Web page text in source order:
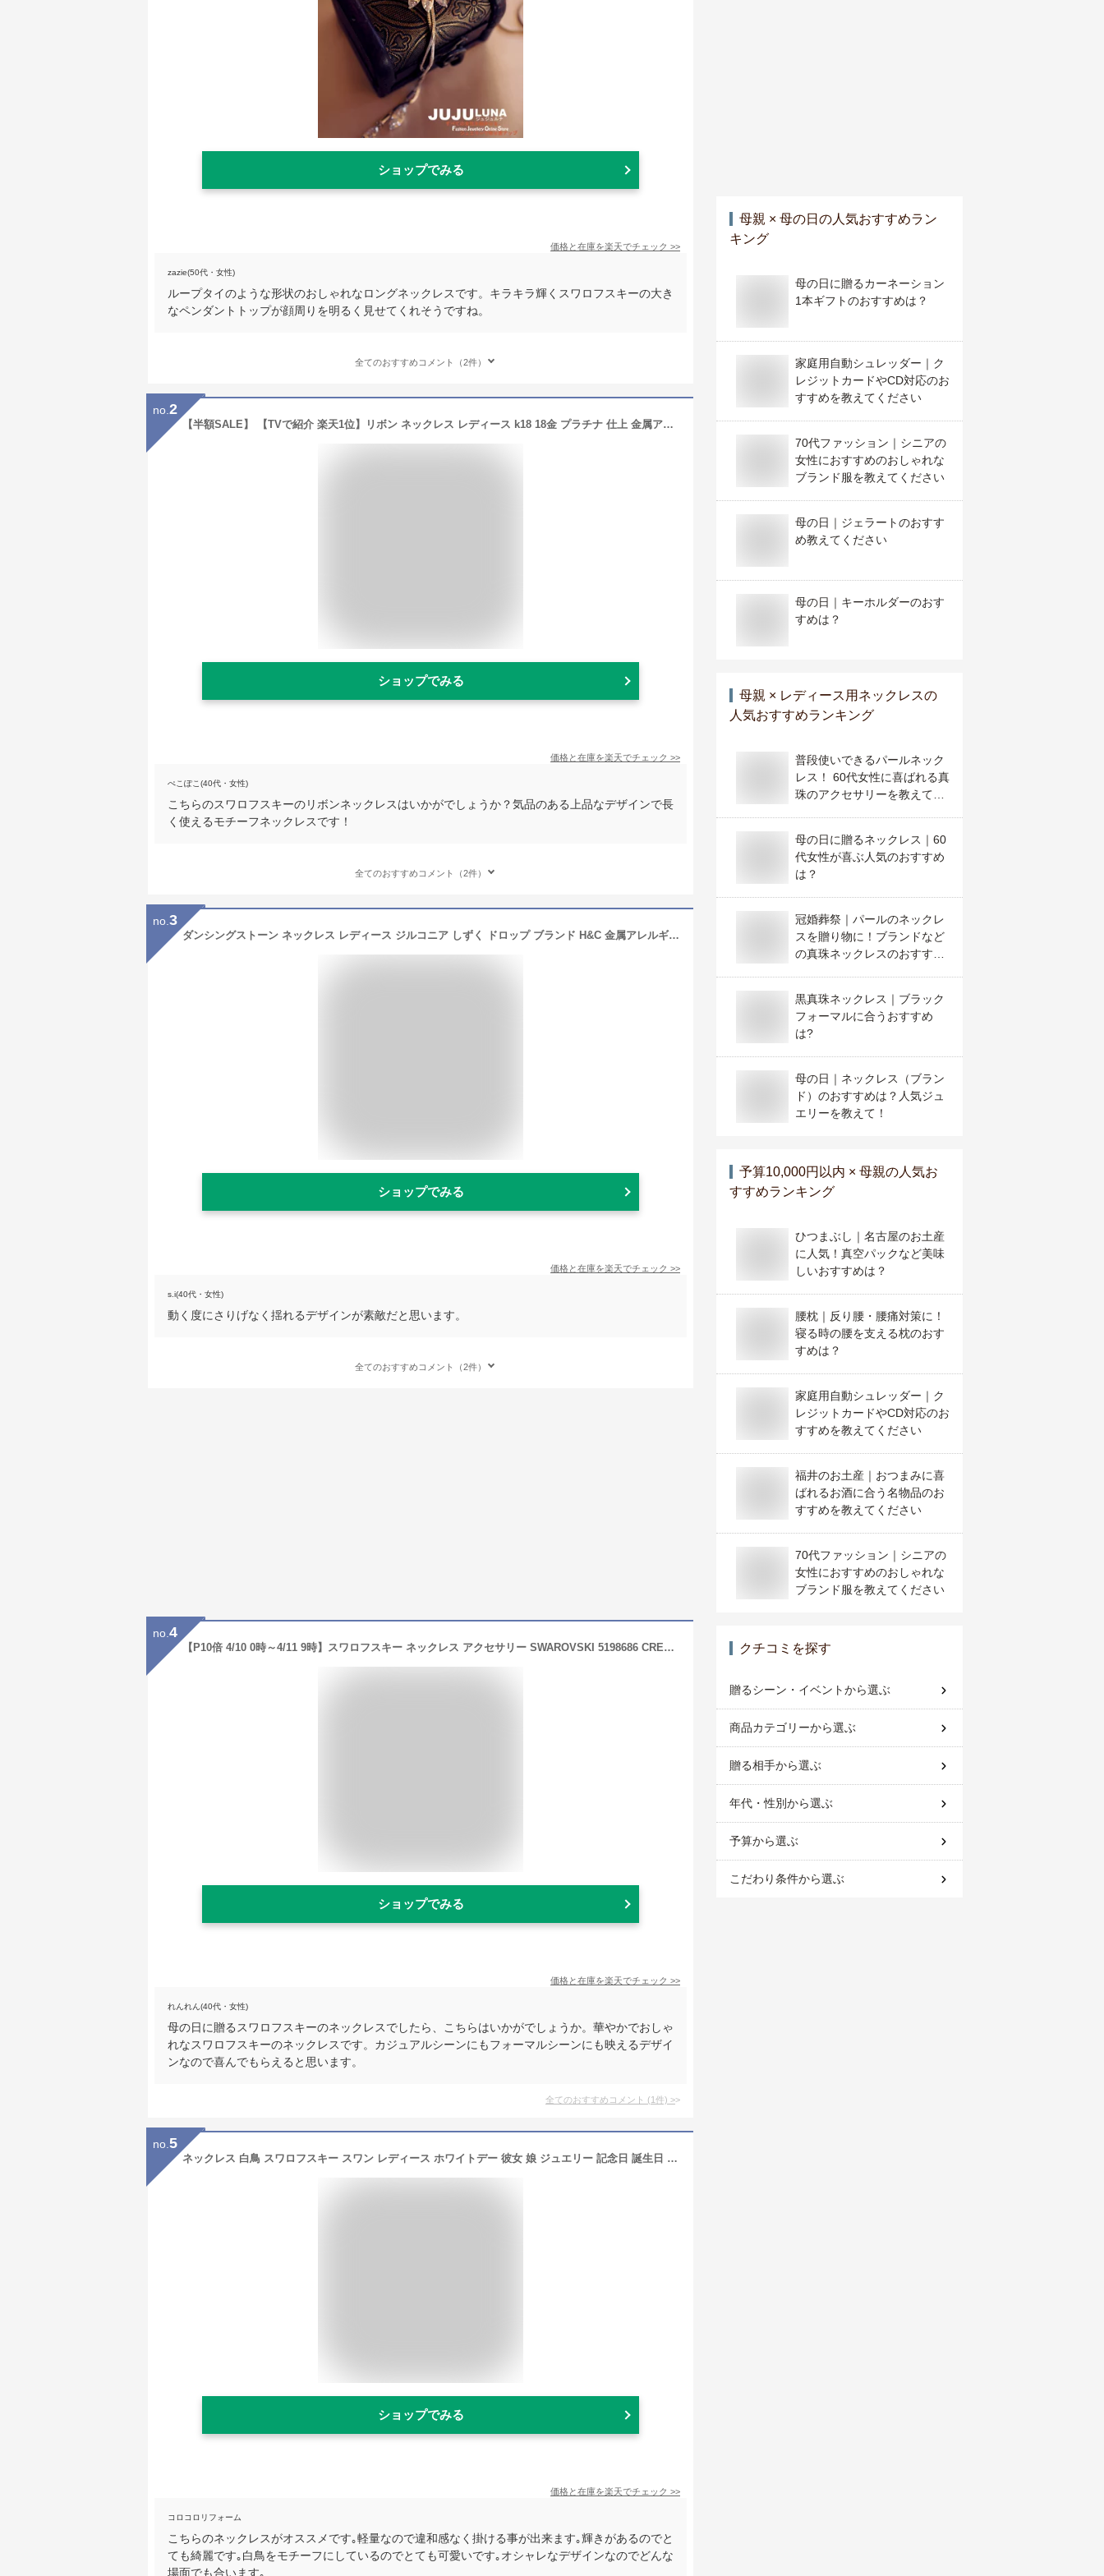
ショップでみる
価格と在庫を楽天でチェック >>
zazie(50代・女性)
ループタイのような形状のおしゃれなロングネックレスです。キラキラ輝くスワロフスキーの大き
なペンダントトップが顔周りを明るく見せてくれそうですね。
全てのおすすめコメント（2件）
no. 2
【半額SALE】 【TVで紹介 楽天1位】リボン ネックレス レディース k18 18金 プラチナ 仕上 金属アレルギー 対応 シンプル 普段使い プレゼント 女性 20代 30代 40代 50代 大人 母 彼女 妻 結婚 記念日 誕生日 女友達 ギフト カーブノット【優】【P】
ショップでみる
価格と在庫を楽天でチェック >>
ぺこぽこ(40代・女性)
こちらのスワロフスキーのリボンネックレスはいかがでしょうか？気品のある上品なデザインで長
く使えるモチーフネックレスです！
全てのおすすめコメント（2件）
no. 3
ダンシングストーン ネックレス レディース ジルコニア しずく ドロップ ブランド H&C 金属アレルギー 揺れる 馬蹄 ホースシュー しずく クロスフォー CZ シンプル ペンダント ジュエリー アクセサリー 母の日 プレゼント 女性 誕生日 30代 40代 50代 大人 可愛い 彼女 喜ぶ
ショップでみる
価格と在庫を楽天でチェック >>
s.i(40代・女性)
動く度にさりげなく揺れるデザインが素敵だと思います。
全てのおすすめコメント（2件）
no. 4
【P10倍 4/10 0時～4/11 9時】スワロフスキー ネックレス アクセサリー SWAROVSKI 5198686 CREATIVITY CIRCLE ペンダント レディース シルバー
ショップでみる
価格と在庫を楽天でチェック >>
れんれん(40代・女性)
母の日に贈るスワロフスキーのネックレスでしたら、こちらはいかがでしょうか。華やかでおしゃ
れなスワロフスキーのネックレスです。カジュアルシーンにもフォーマルシーンにも映えるデザイ
ンなので喜んでもらえると思います。
全てのおすすめコメント (1件) >
no. 5
ネックレス 白鳥 スワロフスキー スワン レディース ホワイトデー 彼女 娘 ジュエリー 記念日 誕生日 母の日 誕生日 お返し ギフト プレゼント
ショップでみる
価格と在庫を楽天でチェック >>
コロコロリフォーム
こちらのネックレスがオススメです｡軽量なので違和感なく掛ける事が出来ます｡輝きがあるのでと
ても綺麗です｡白鳥をモチーフにしているのでとても可愛いです｡オシャレなデザインなのでどんな
場面でも合います｡
母親 × 母の日 の人気おすすめラン
キング
母の日に贈るカーネーション
1本ギフトのおすすめは？
家庭用自動シュレッダー｜ク
レジットカードやCD対応のお
すすめを教えてください
70代ファッション｜シニアの
女性におすすめのおしゃれな
ブランド服を教えてください
母の日｜ジェラートのおすす
め教えてください
母の日｜キーホルダーのおす
すめは？
母親 × レディース用ネックレスの
人気おすすめランキング
普段使いできるパールネック
レス！ 60代女性に喜ばれる真
珠のアクセサリーを教えてく
母の日に贈るネックレス｜60
代女性が喜ぶ人気のおすすめ
は？
冠婚葬祭｜パールのネックレ
スを贈り物に！ブランドなど
の真珠ネックレスのおすすめ
黒真珠ネックレス｜ブラック
フォーマルに合うおすすめ
は?
母の日｜ネックレス（ブラン
ド）のおすすめは？人気ジュ
エリーを教えて！
予算10,000円以内 × 母親の人気お
すすめランキング
ひつまぶし｜名古屋のお土産
に人気！真空パックなど美味
しいおすすめは？
腰枕｜反り腰・腰痛対策に！
寝る時の腰を支える枕のおす
すめは？
家庭用自動シュレッダー｜ク
レジットカードやCD対応のお
すすめを教えてください
福井のお土産｜おつまみに喜
ばれるお酒に合う名物品のお
すすめを教えてください
70代ファッション｜シニアの
女性におすすめのおしゃれな
ブランド服を教えてください
クチコミを探す
贈るシーン・イベントから選ぶ
商品カテゴリーから選ぶ
贈る相手から選ぶ
年代・性別から選ぶ
予算から選ぶ
こだわり条件から選ぶ